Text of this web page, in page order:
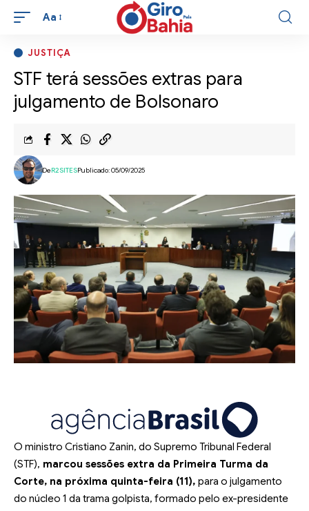
Aa
JUSTIÇA
STF terá sessões extras para
julgamento de Bolsonaro
DeR2SITESPublicado: 05/09/2025
O ministro Cristiano Zanin, do Supremo Tribunal Federal
(STF), marcou sessões extra da Primeira Turma da
Corte, na próxima quinta-feira (11), para o julgamento
do núcleo 1 da trama golpista, formado pelo ex-presidente